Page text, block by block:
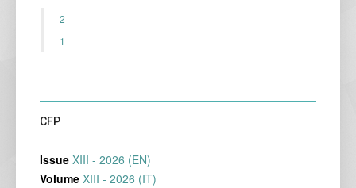
2
1
CFP
Issue XIII - 2026 (EN)
Volume XIII - 2026 (IT)